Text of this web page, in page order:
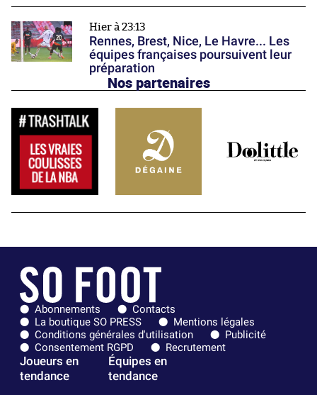
Hier à 23:13
Rennes, Brest, Nice, Le Havre... Les
équipes françaises poursuivent leur
préparation
Nos partenaires
Abonnements
Contacts
La boutique SO PRESS
Mentions légales
Conditions générales d'utilisation
Publicité
Consentement RGPD
Recrutement
Joueurs en
tendance
Équipes en
tendance